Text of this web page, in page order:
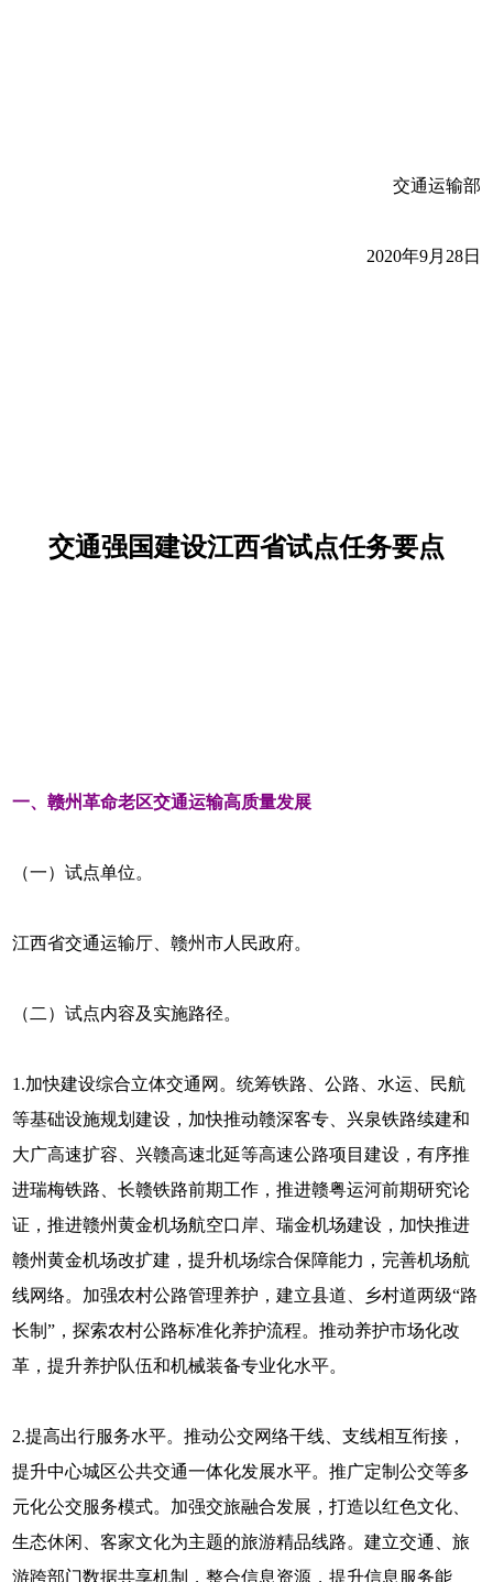
交通运输部
2020年9月28日
交通强国建设江西省试点任务要点
一、赣州革命老区交通运输高质量发展
（一）试点单位。
江西省交通运输厅、赣州市人民政府。
（二）试点内容及实施路径。
1.加快建设综合立体交通网。统筹铁路、公路、水运、民航
等基础设施规划建设，加快推动赣深客专、兴泉铁路续建和
大广高速扩容、兴赣高速北延等高速公路项目建设，有序推
进瑞梅铁路、长赣铁路前期工作，推进赣粤运河前期研究论
证，推进赣州黄金机场航空口岸、瑞金机场建设，加快推进
赣州黄金机场改扩建，提升机场综合保障能力，完善机场航
线网络。加强农村公路管理养护，建立县道、乡村道两级“路
长制”，探索农村公路标准化养护流程。推动养护市场化改
革，提升养护队伍和机械装备专业化水平。
2.提高出行服务水平。推动公交网络干线、支线相互衔接，
提升中心城区公共交通一体化发展水平。推广定制公交等多
元化公交服务模式。加强交旅融合发展，打造以红色文化、
生态休闲、客家文化为主题的旅游精品线路。建立交通、旅
游跨部门数据共享机制，整合信息资源，提升信息服务能